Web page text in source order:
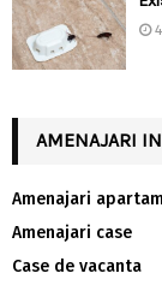
AMENAJARI
Amenajari
Amenajari case
Case de vacanta